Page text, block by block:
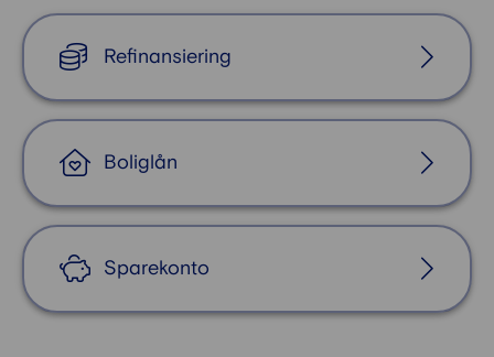
Refinansiering
Boliglån
Sparekonto